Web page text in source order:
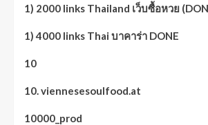
1) 2000 links Thailand เว็บซื้อหวย
1) 4000 links Thai บาคาร่า DONE
10
10. viennesesoulfood.at
10000_prod